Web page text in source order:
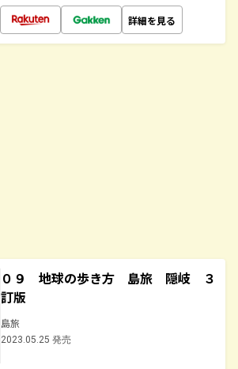
詳細を見る
０９ 地球の歩き方 島旅 隠岐 ３
訂版
島旅
2023.05.25 発売